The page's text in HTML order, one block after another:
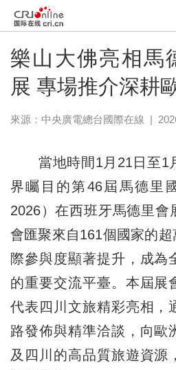
樂山大佛亮相馬
展 專場推介深耕
來源：中央廣電總台國際在線 |
當地時間1月21日至1
界矚目的第46屆馬德里
2026）在西班牙馬德里會
會匯聚來自161個國家的
際參與度顯著提升，成為
的重要交流平臺。本屆展
代表四川文旅精彩亮相，
路發佈與精準洽談，向歐
及四川的高品質旅遊資源